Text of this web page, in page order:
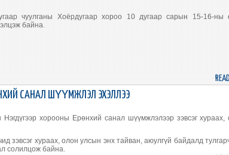
чуулганы Хоёрдугаар хороо 10 дугаар сарын 15-16-ны
байна.
САНАЛ ШҮҮМЖЛЭЛ ЭХЭЛЛЭЭ
хорооны Ерөнхий санал шүүмжлэлээр зэвсэг хураах,
хураах, олон улсын энх тайван, аюулгүй байдалд
солилцож байна.